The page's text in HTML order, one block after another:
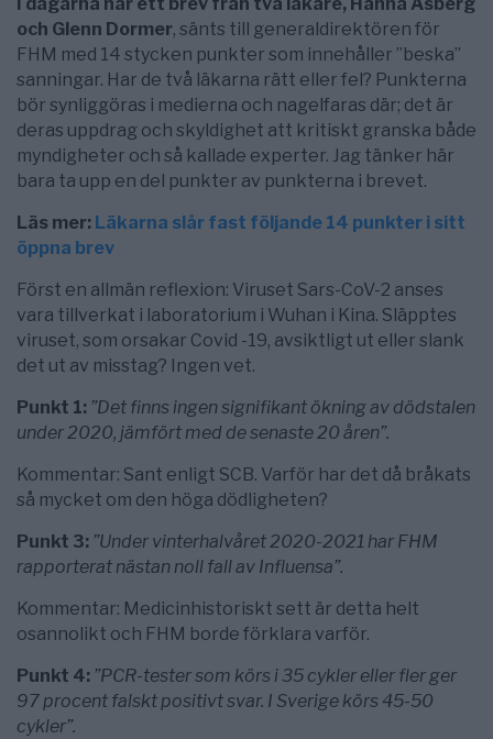
och Glenn Dormer, sänts till generaldirektören för
FHM med 14 stycken punkter som innehåller ”beska”
sanningar. Har de två läkarna rätt eller fel? Punkterna
bör synliggöras i medierna och nagelfaras där; det är
deras uppdrag och skyldighet att kritiskt granska både
myndigheter och så kallade experter. Jag tänker här
bara ta upp en del punkter av punkterna i brevet.
Läs mer: Läkarna slår fast följande 14 punkter i sitt
öppna brev
Först en allmän reflexion: Viruset Sars-CoV-2 anses
vara tillverkat i laboratorium i Wuhan i Kina. Släpptes
viruset, som orsakar Covid -19, avsiktligt ut eller slank
det ut av misstag? Ingen vet.
Punkt 1: ”Det finns ingen signifikant ökning av dödstalen
under 2020, jämfört med de senaste 20 åren”.
Kommentar: Sant enligt SCB. Varför har det då bråkats
så mycket om den höga dödligheten?
Punkt 3: ”Under vinterhalvåret 2020-2021 har FHM
rapporterat nästan noll fall av Influensa”.
Kommentar: Medicinhistoriskt sett är detta helt
osannolikt och FHM borde förklara varför.
Punkt 4: ”PCR-tester som körs i 35 cykler eller fler ger
97 procent falskt positivt svar. I Sverige körs 45-50
cykler”.